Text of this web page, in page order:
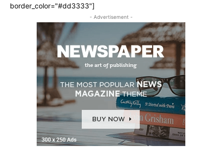
border_color="#dd3333"]
- Advertisement -